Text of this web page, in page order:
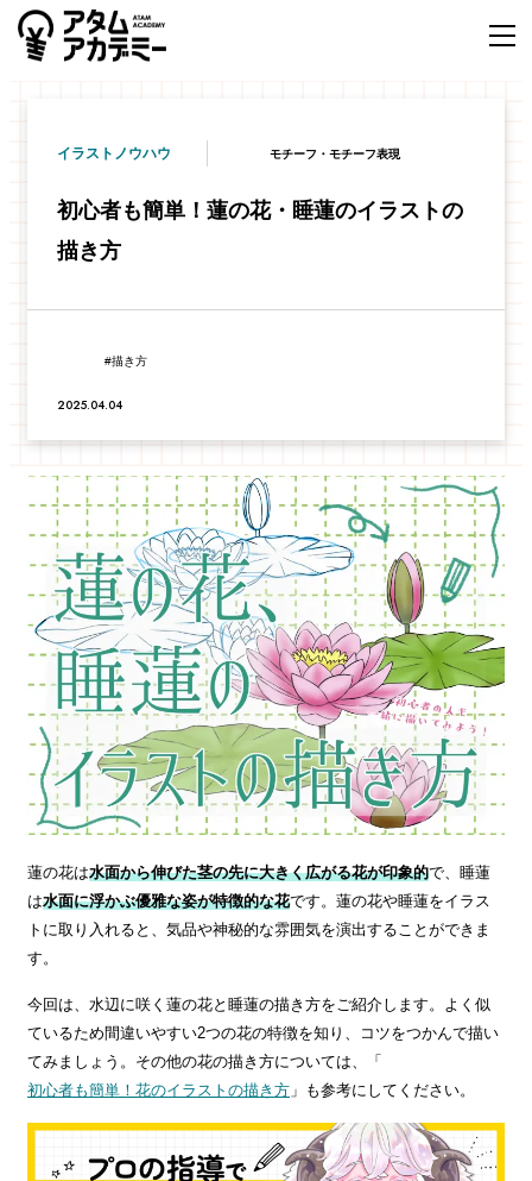
イラストノウハウ モチーフ・モチーフ表現
初心者も簡単！蓮の花・睡蓮のイラストの
描き方
描き方
2025.04.04
蓮の花は水面から伸びた茎の先に大きく広がる花が印象的で、睡蓮
は水面に浮かぶ優雅な姿が特徴的な花です。蓮の花や睡蓮をイラス
トに取り入れると、気品や神秘的な雰囲気を演出することができま
す。
今回は、水辺に咲く蓮の花と睡蓮の描き方をご紹介します。よく似
ているため間違いやすい2つの花の特徴を知り、コツをつかんで描い
てみましょう。その他の花の描き方については、「
初心者も簡単！花のイラストの描き方 」も参考にしてください。